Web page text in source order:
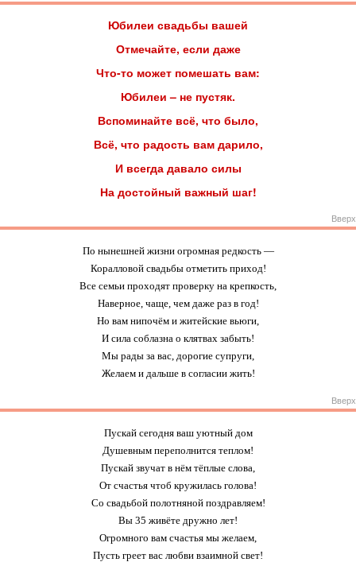
Юбилеи свадьбы вашей
Отмечайте, если даже
Что-то может помешать вам:
Юбилеи– не пустяк.
Вспоминайте всё, что было,
Всё, что радость вам дарило,
И всегда давало силы
На достойный важный шаг!
Вверх
По нынешней жизни огромная редкость —
Коралловой свадьбы отметить приход!
Все семьи проходят проверку на крепкость,
Наверное, чаще, чем даже раз в год!
Но вам нипочём и житейские вьюги,
И сила соблазна о клятвах забыть!
Мы рады за вас, дорогие супруги,
Желаем и дальше в согласии жить!
Вверх
Пускай сегодня ваш уютный дом
Душевным переполнится теплом!
Пускай звучат в нём тёплые слова,
От счастья чтоб кружилась голова!
Со свадьбой полотняной поздравляем!
Вы 35 живёте дружно лет!
Огромного вам счастья мы желаем,
Пусть греет вас любви взаимной свет!